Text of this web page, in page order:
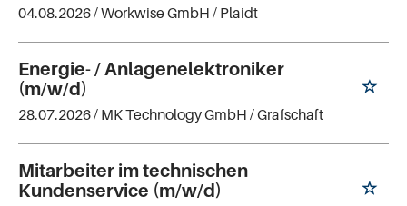
04.08.2026 /Workwise GmbH / Plaidt
Energie- / Anlagenelektroniker
(m/w/d)
28.07.2026 / MK Technology GmbH / Grafschaft
Mitarbeiter im technischen
Kundenservice (m/w/d)